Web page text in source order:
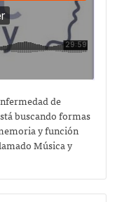
de
buscando formas
y función
Música y